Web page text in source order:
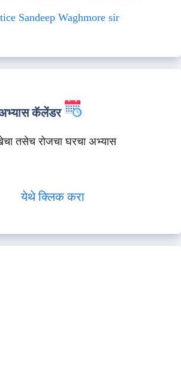
Sandeep Waghmore sir
कॅलेंडर
तसेच रोजचा घरचा अभ्यास
येथे क्लिक करा